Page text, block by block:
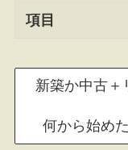
項目
新築か中古＋
何から始め